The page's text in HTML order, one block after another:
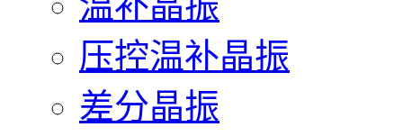
压控温补晶振
差分晶振